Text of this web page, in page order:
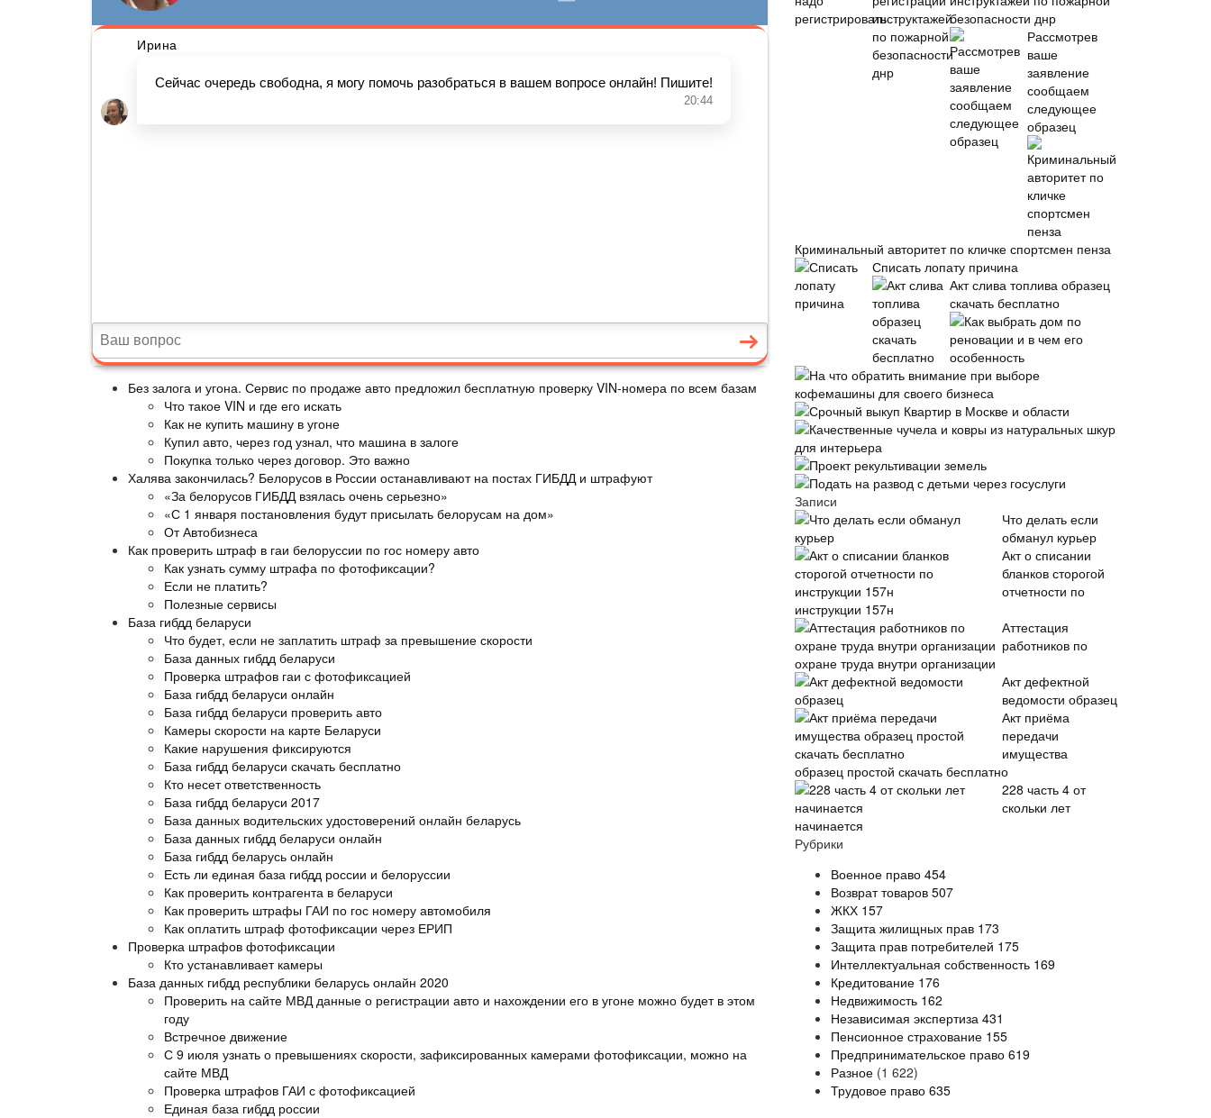
Без залога и угона. Сервис по продаже авто предложил бесплатную проверку VIN-номера по всем базам
Что такое VIN и где его искать
Как не купить машину в угоне
Купил авто, через год узнал, что машина в залоге
Покупка только через договор. Это важно
Халява закончилась? Белорусов в России останавливают на постах ГИБДД и штрафуют
«За белорусов ГИБДД взялась очень серьезно»
«С 1 января постановления будут присылать белорусам на дом»
От Автобизнеса
Как проверить штраф в гаи белоруссии по гос номеру авто
Как узнать сумму штрафа по фотофиксации?
Если не платить?
Полезные сервисы
База гибдд беларуси
Что будет, если не заплатить штраф за превышение скорости
База данных гибдд беларуси
Проверка штрафов гаи с фотофиксацией
База гибдд беларуси онлайн
База гибдд беларуси проверить авто
Камеры скорости на карте Беларуси
Какие нарушения фиксируются
База гибдд беларуси скачать бесплатно
Кто несет ответственность
База гибдд беларуси 2017
База данных водительских удостоверений онлайн беларусь
База данных гибдд беларуси онлайн
База гибдд беларусь онлайн
Есть ли единая база гибдд россии и белоруссии
Как проверить контрагента в беларуси
Как проверить штрафы ГАИ по гос номеру автомобиля
Как оплатить штраф фотофиксации через ЕРИП
Проверка штрафов фотофиксации
Кто устанавливает камеры
База данных гибдд республики беларусь онлайн 2020
Проверить на сайте МВД данные о регистрации авто и нахождении его в угоне можно будет в этом
году
Встречное движение
С 9 июля узнать о превышениях скорости, зафиксированных камерами фотофиксации, можно на
сайте МВД
Проверка штрафов ГАИ с фотофиксацией
Единая база гибдд россии
безопасности днр
Рассмотрев
ваше
заявление
сообщаем
следующее
образец
Криминальный авторитет по кличке спортсмен пенза
Списать лопату причина
Акт слива топлива образец
скачать бесплатно
Как выбрать дом по
реновации и в чем его
особенность
На что обратить внимание при выборе
кофемашины для своего бизнеса
Срочный выкуп Квартир в Москве и области
Качественные чучела и ковры из натуральных шкур
для интерьера
Проект рекультивации земель
Подать на развод с детьми через госуслуги
Записи
Что делать если
обманул курьер
Акт о списании
бланков сторогой
отчетности по
инструкции 157н
Аттестация
работников по
охране труда внутри организации
Акт дефектной
ведомости образец
Акт приёма
передачи
имущества
образец простой скачать бесплатно
228 часть 4 от
скольки лет
начинается
Рубрики
Военное право 454
Возврат товаров 507
ЖКХ 157
Защита жилищных прав 173
Защита прав потребителей 175
Интеллектуальная собственность 169
Кредитование 176
Недвижимость 162
Независимая экспертиза 431
Пенсионное страхование 155
Предпринимательское право 619
Разное (1 622)
Трудовое право 635